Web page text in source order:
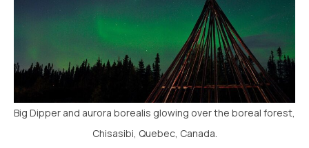
Big Dipper and aurora borealis glowing over the boreal forest,
Chisasibi, Quebec, Canada.